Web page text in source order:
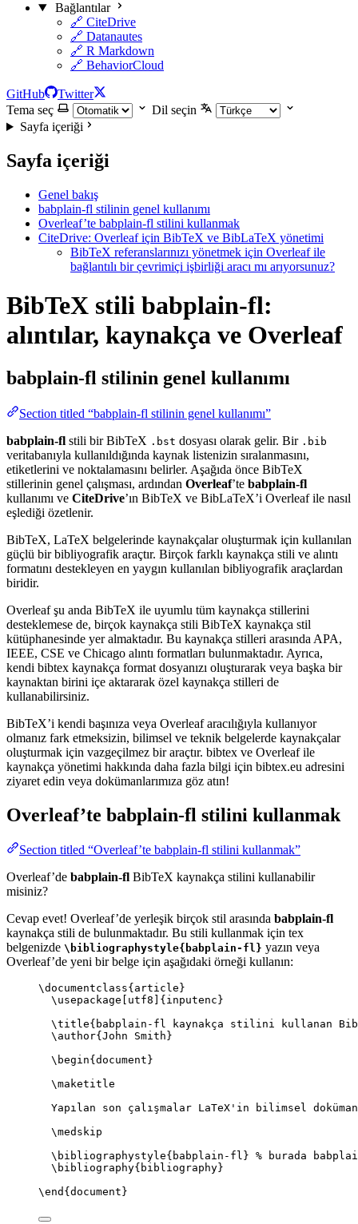
Bağlantılar
🔗 CiteDrive
🔗 Datanautes
🔗 R Markdown
🔗 BehaviorCloud
GitHub
Twitter
Tema seç
Dil seçin
Sayfa içeriği
Sayfa içeriği
Genel bakış
babplain-fl stilinin genel kullanımı
Overleaf’te babplain-fl stilini kullanmak
CiteDrive: Overleaf için BibTeX ve BibLaTeX yönetimi
BibTeX referanslarınızı yönetmek için Overleaf ile
bağlantılı bir çevrimiçi işbirliği aracı mı arıyorsunuz?
BibTeX stili babplain-fl:
alıntılar, kaynakça ve Overleaf
babplain-fl stilinin genel kullanımı
Section titled “babplain-fl stilinin genel kullanımı”
babplain-fl stili bir BibTeX .bst dosyası olarak gelir. Bir .bib
veritabanıyla kullanıldığında kaynak listenizin sıralanmasını,
etiketlerini ve noktalamasını belirler. Aşağıda önce BibTeX
stillerinin genel çalışması, ardından Overleaf’te babplain-fl
kullanımı ve CiteDrive’ın BibTeX ve BibLaTeX’i Overleaf ile nasıl
eşlediği özetlenir.
BibTeX, LaTeX belgelerinde kaynakçalar oluşturmak için kullanılan
güçlü bir bibliyografik araçtır. Birçok farklı kaynakça stili ve alıntı
formatını destekleyen en yaygın kullanılan bibliyografik araçlardan
biridir.
Overleaf şu anda BibTeX ile uyumlu tüm kaynakça stillerini
desteklemese de, birçok kaynakça stili BibTeX kaynakça stil
kütüphanesinde yer almaktadır. Bu kaynakça stilleri arasında APA,
IEEE, CSE ve Chicago alıntı formatları bulunmaktadır. Ayrıca,
kendi bibtex kaynakça format dosyanızı oluşturarak veya başka bir
kaynaktan birini içe aktararak özel kaynakça stilleri de
kullanabilirsiniz.
BibTeX’i kendi başınıza veya Overleaf aracılığıyla kullanıyor
olmanız fark etmeksizin, bilimsel ve teknik belgelerde kaynakçalar
oluşturmak için vazgeçilmez bir araçtır. bibtex ve Overleaf ile
kaynakça yönetimi hakkında daha fazla bilgi için bibtex.eu adresini
ziyaret edin veya dokümanlarımıza göz atın!
Overleaf’te babplain-fl stilini kullanmak
Section titled “Overleaf’te babplain-fl stilini kullanmak”
Overleaf’de babplain-fl BibTeX kaynakça stilini kullanabilir
misiniz?
Cevap evet! Overleaf’de yerleşik birçok stil arasında babplain-fl
kaynakça stili de bulunmaktadır. Bu stili kullanmak için tex
belgenizde \bibliographystyle{babplain-fl} yazın veya
Overleaf’de yeni bir belge için aşağıdaki örneği kullanın:
\documentclass{ article }
\usepackage
utf8 ]{ inputenc }
\title{babplain-fl kaynakça stilini kullanan
\author{John Smith}
\begin{ document }
\maketitle
Yapılan son çalışmalar LaTeX'in bilimsel
\medskip
\bibliographystyle{babplain-fl} % burada
\bibliography{bibliography}
\end { document }